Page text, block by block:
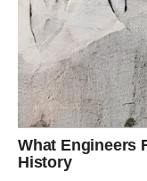
predstavljalo je
nezdravom hranom
zidove da pojedem!”
se mnogi suočavaju
ishrane. Prvi dani
prilagođava novom
nastavila napredovati
iskušenjima. Njena